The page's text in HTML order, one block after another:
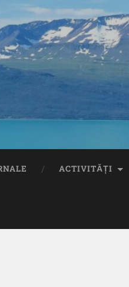
ACTIVITĂȚI